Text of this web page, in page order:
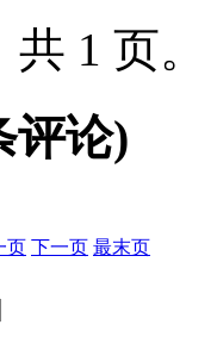
共 1 页。
评论)
页 下一页 最末页